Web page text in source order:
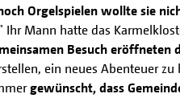
Orgelspielen wollte sie
Mann hatte das
Besuch eröffneten
ein neues Abenteuer zu
gewünscht, dass